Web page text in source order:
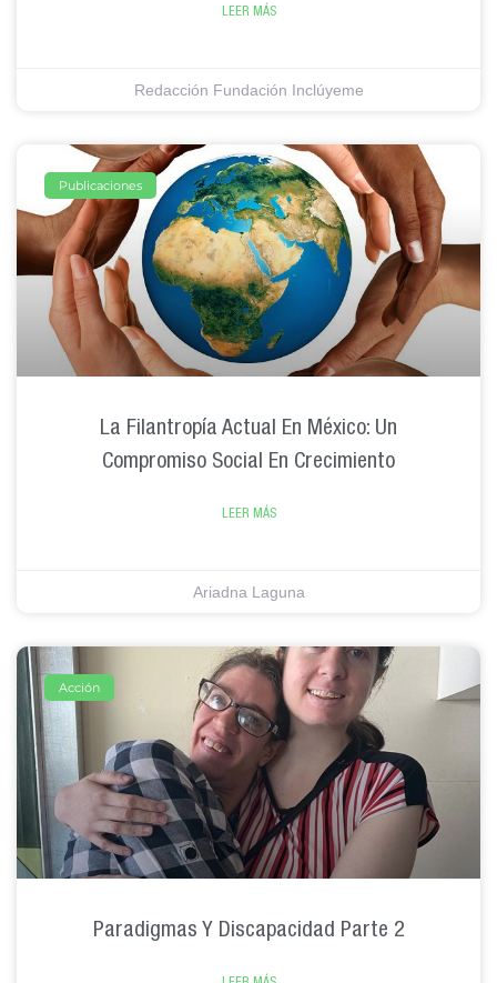
LEER MÁS
Redacción Fundación Inclúyeme
Publicaciones
La Filantropía Actual En México: Un
Compromiso Social En Crecimiento
LEER MÁS
Ariadna Laguna
Acción
Paradigmas Y Discapacidad Parte 2